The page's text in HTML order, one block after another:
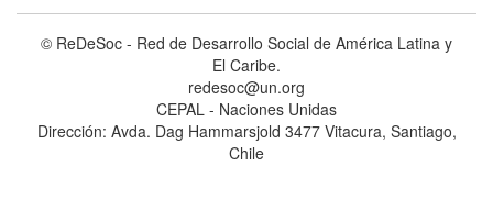
© ReDeSoc - Red de Desarrollo Social de América Latina y
El Caribe.
redesoc@un.org
CEPAL - Naciones Unidas
Dirección: Avda. Dag Hammarsjold 3477 Vitacura, Santiago,
Chile